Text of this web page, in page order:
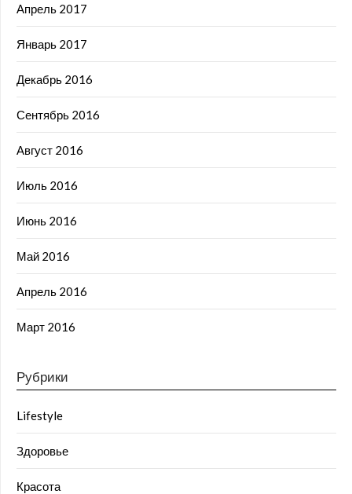
Апрель 2017
Январь 2017
Декабрь 2016
Сентябрь 2016
Август 2016
Июль 2016
Июнь 2016
Май 2016
Апрель 2016
Март 2016
Рубрики
Lifestyle
Здоровье
Красота